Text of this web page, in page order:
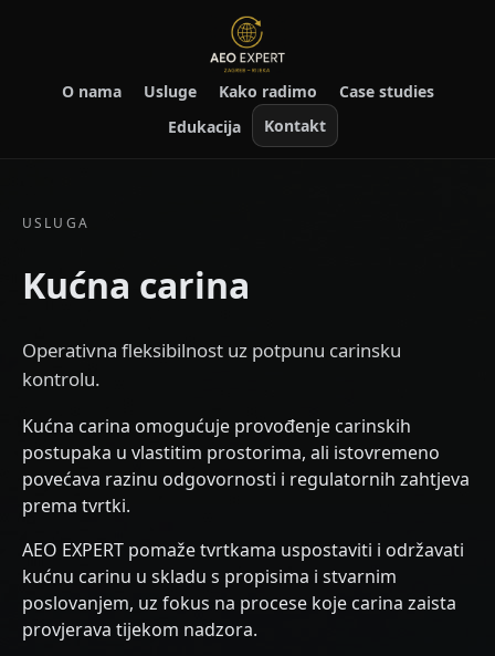
O nama Usluge Kako radimo
Case studies
Edukacija
Kontakt
USLUGA
Kućna carina
Operativna fleksibilnost uz potpunu carinsku
kontrolu.
Kućna carina omogućuje provođenje carinskih
postupaka u vlastitim prostorima, ali istovremeno
povećava razinu odgovornosti i regulatornih zahtjeva
prema tvrtki.
AEO EXPERT pomaže tvrtkama uspostaviti i održavati
kućnu carinu u skladu s propisima i stvarnim
poslovanjem, uz fokus na procese koje carina zaista
provjerava tijekom nadzora.